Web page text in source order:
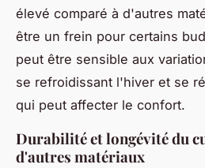
élevé comparé à d'autres
être un frein pour certains
peut être sensible aux
se refroidissant l'hiver et se
qui peut affecter le confort.
Durabilité et longévité du
d'autres matériaux